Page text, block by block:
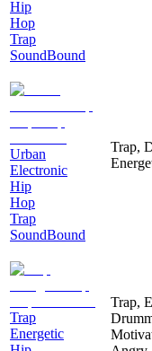
Hip
Hop
Trap
SoundBound
Urban
Electronic
Hip
Hop
Trap
SoundBound
Trap,
Trap
Energetic
Trap,